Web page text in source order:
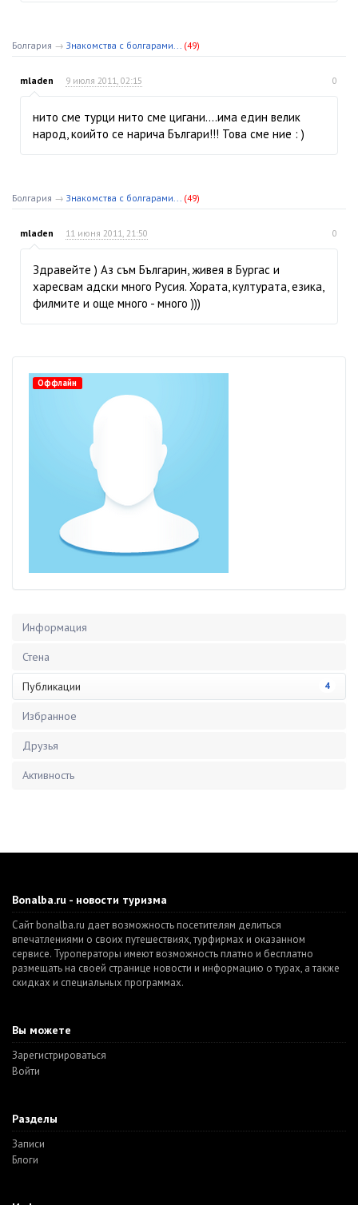
Болгария → Знакомства с болгарами... (49)
mladen 9 июля 2011, 02:15 0
нито сме турци нито сме цигани....има един велик
народ, коийто се нарича Българи!!! Това сме ние : )
Болгария → Знакомства с болгарами... (49)
mladen 11 июня 2011, 21:50 0
Здравейте ) Аз съм Българин, живея в Бургас и
харесвам адски много Русия. Хората, културата, езика,
филмите и още много - много )))
Оффлайн
Информация
Стена
Публикации 4
Избранное
Друзья
Активность
Bonalba.ru - новости туризма
Сайт bonalba.ru дает возможность посетителям делиться
впечатлениями о своих путешествиях, турфирмах и оказанном
сервисе. Туроператоры имеют возможность платно и бесплатно
размещать на своей странице новости и информацию о турах, а также
скидках и специальных программах.
Вы можете
Зарегистрироваться
Войти
Разделы
Записи
Блоги